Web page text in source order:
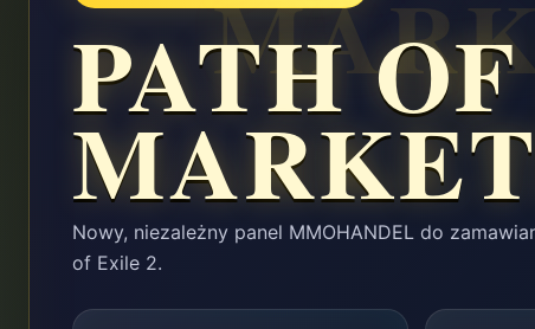
PATH
Nowy, niezależny panel MMOHANDEL do
of Exile 2.